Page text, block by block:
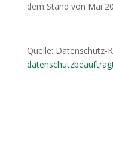
dem Stand von Mai
Quelle: Datenschutz-